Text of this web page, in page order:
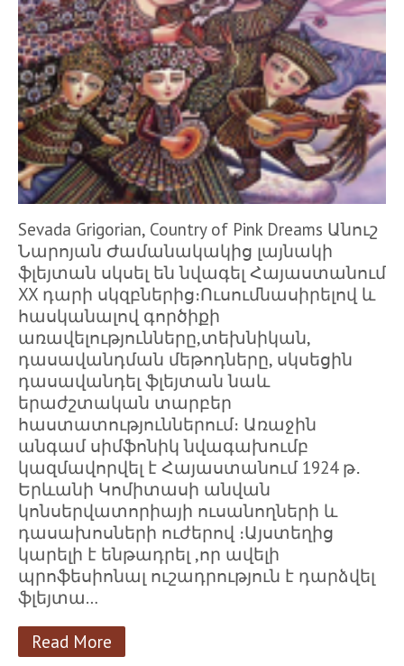
Sevada Grigorian, Country of Pink Dreams Անուշ
Նարոյան Ժամանակակից լայնակի
ֆլեյտան սկսել են նվագել Հայաստանում
XX դարի սկզբներից։Ուսումնասիրելով և
հասկանալով գործիքի
առավելությունները,տեխնիկան,
դասավանդման մեթոդները, սկսեցին
դասավանդել ֆլեյտան նաև
երաժշտական տարբեր
հաստատություններում։ Առաջին
անգամ սիմֆոնիկ նվագախումբ
կազմավորվել է Հայաստանում 1924 թ․
Երևանի Կոմիտասի անվան
կոնսերվատորիայի ուսանողների և
դասախոսների ուժերով ։Այստեղից
կարելի է ենթադրել ,որ ավելի
պրոֆեսիոնալ ուշադրություն է դարձվել
ֆլեյտա…
Read More